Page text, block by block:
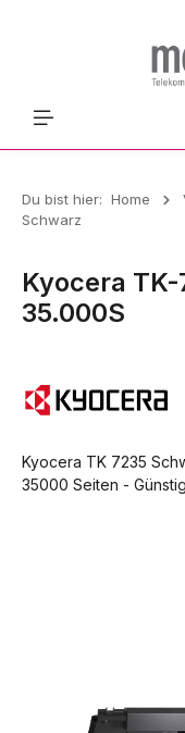
Du bist hier: Home
Schwarz
Kyocera
35.000S
Kyocera TK 7235
35000 Seiten -